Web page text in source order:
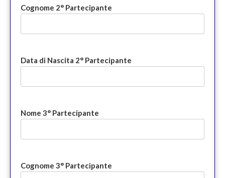
Cognome 2° Partecipante
Data di Nascita 2° Partecipante
Nome 3° Partecipante
Cognome 3° Partecipante